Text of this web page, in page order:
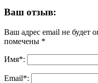
Ваш отзыв:
Ваш адрес email не будет
помечены *
Имя*:
Email*: